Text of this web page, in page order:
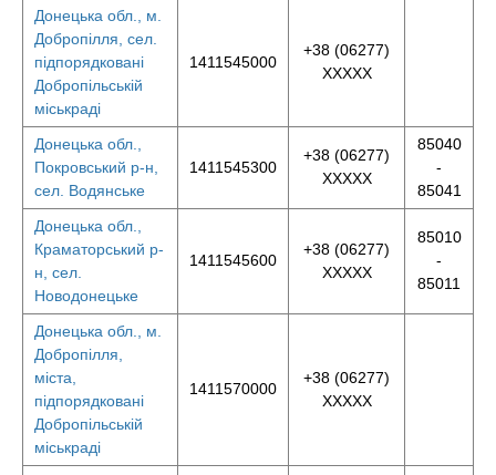
Донецька обл., м.
Добропілля, сел.
підпорядковані
Добропільській
міськраді
1411545000
+38 (06277)
XXXXX
Донецька обл.,
Покровський р-н,
сел. Водянське
1411545300
+38 (06277)
XXXXX
85040
-
85041
Донецька обл.,
Краматорський р-
н, сел.
Новодонецьке
1411545600
+38 (06277)
XXXXX
85010
-
85011
Донецька обл., м.
Добропілля,
міста,
підпорядковані
Добропільській
міськраді
1411570000
+38 (06277)
XXXXX